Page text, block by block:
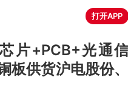
打开APP
片+PCB+光通信
板供货沪电股份、